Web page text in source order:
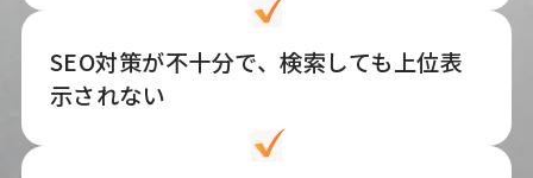
SEO対策が不十分で、検索しても上位表
示されない